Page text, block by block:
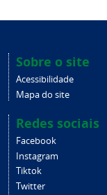
Sobre o site
Acessibilidade
Mapa do site
Redes sociais
Facebook
Instagram
Tiktok
Twitter